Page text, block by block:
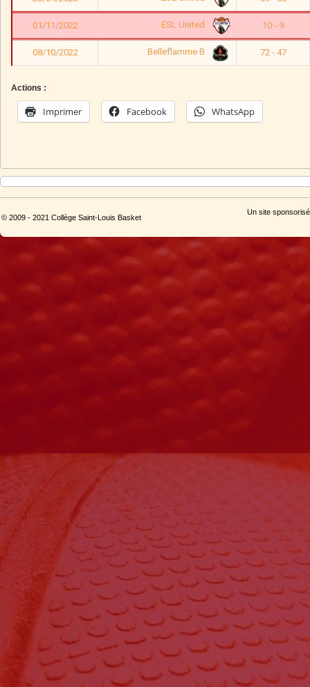
01/11/2022 ESL United 10 - 9
08/10/2022 Belleflamme B 72 - 47
Actions :
Imprimer Facebook WhatsApp
© 2009 - 2021 Collège Saint-Louis Basket
Un site